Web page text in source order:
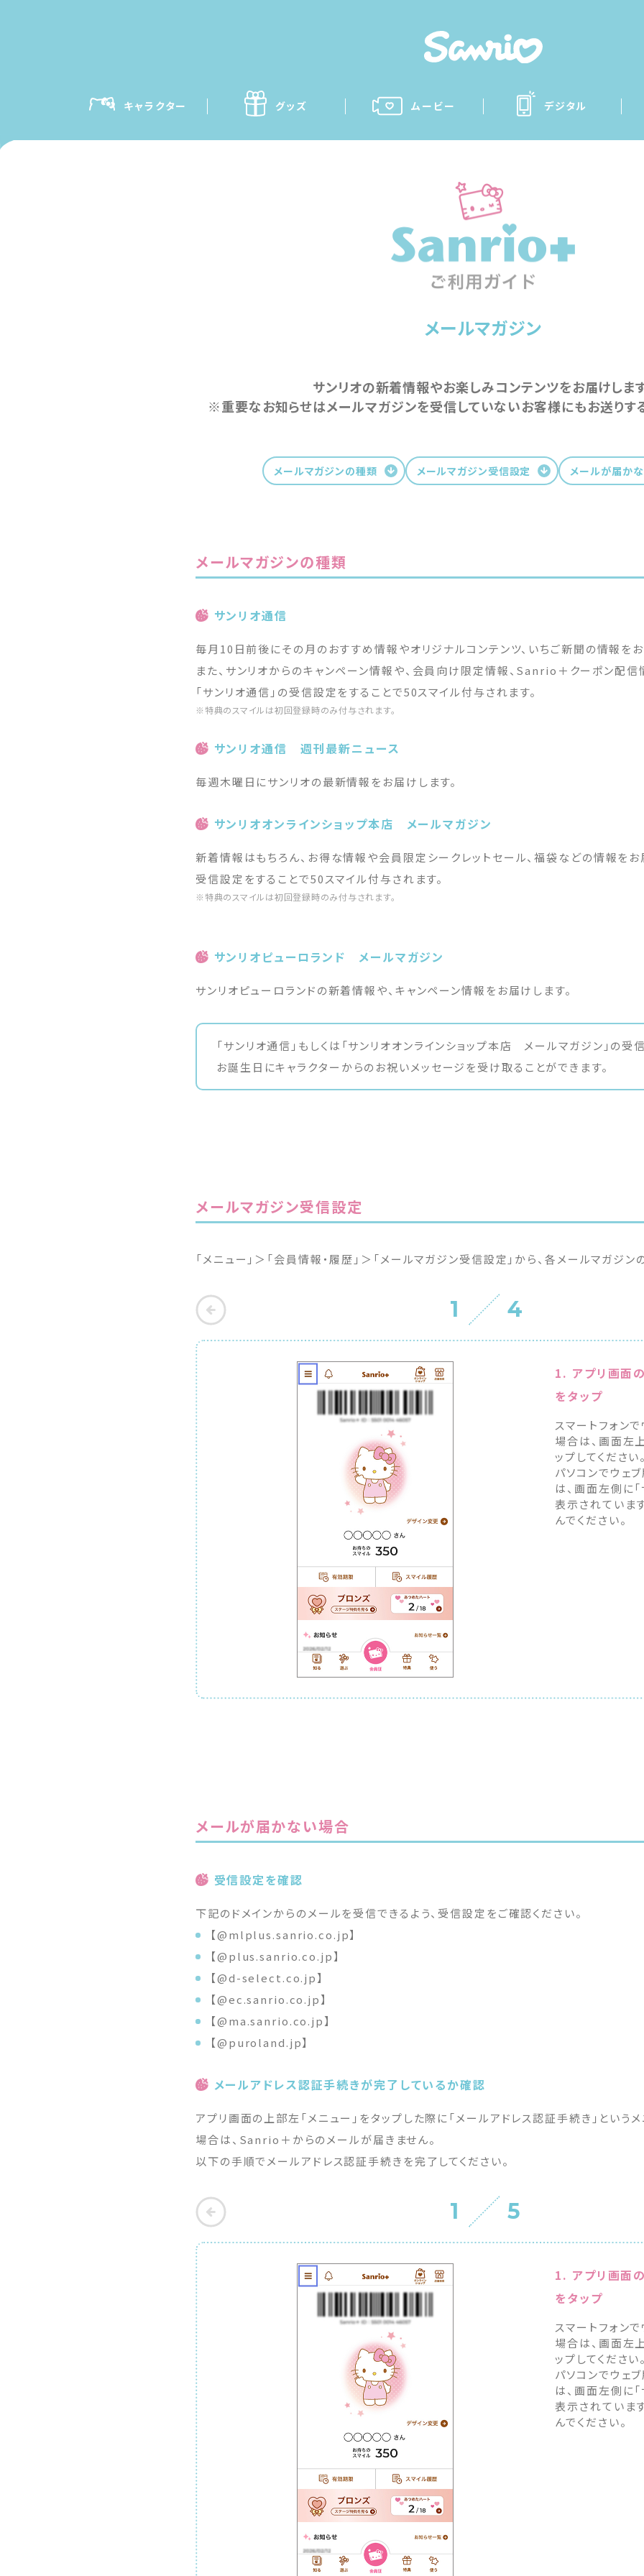
キャラクター グッズ ムービー デジタル
メールマガジン
サンリオの新着情報やお楽しみコンテンツをお届けしま
※重要なお知らせはメールマガジンを受信していないお客様にもお送りす
メールマガジンの種類 メールマガジン受信設定 メールが届か
メールマガジンの種類
サンリオ通信
毎月10日前後にその月のおすすめ情報やオリジナルコンテンツ、いちご新聞の情報をお
また、サンリオからのキャンペーン情報や、会員向け限定情報、Sanrio＋クーポン配信
「サンリオ通信」の受信設定をすることで50スマイル付与されます。
※特典のスマイルは初回登録時のみ付与されます。
サンリオ通信 週刊最新ニュース
毎週木曜日にサンリオの最新情報をお届けします。
サンリオオンラインショップ本店 メールマガジン
新着情報はもちろん、お得な情報や会員限定シークレットセール、福袋などの情報をお
受信設定をすることで50スマイル付与されます。
※特典のスマイルは初回登録時のみ付与されます。
サンリオピューロランド メールマガジン
サンリオピューロランドの新着情報や、キャンペーン情報をお届けします。
「サンリオ通信」もしくは「サンリオオンラインショップ本店 メールマガジン」の受
お誕生日にキャラクターからのお祝いメッセージを受け取ることができます。
メールマガジン受信設定
「メニュー」＞「会員情報・履歴」＞「メールマガジン受信設定」から、各メールマガジ
1 4
1. アプリ画面
をタップ
スマートフォン
場合は、画面左
ップしてください
パソコンでウェ
は、画面左側に
表示されていま
んでください。
メールが届かない場合
受信設定を確認
下記のドメインからのメールを受信できるよう、受信設定をご確認ください。
【@mlplus.sanrio.co.jp】
【@plus.sanrio.co.jp】
【@d-select.co.jp】
【@ec.sanrio.co.jp】
【@ma.sanrio.co.jp】
【@puroland.jp】
メールアドレス認証手続きが完了しているか確認
アプリ画面の上部左「メニュー」をタップした際に「メールアドレス認証手続き」という
場合は、Sanrio＋からのメールが届きません。
以下の手順でメールアドレス認証手続きを完了してください。
1 5
1. アプリ画面
をタップ
スマートフォン
場合は、画面左
ップしてください
パソコンでウェ
は、画面左側に
表示されていま
んでください。